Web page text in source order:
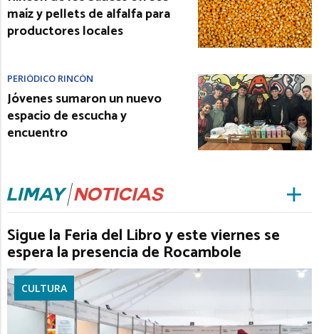
maíz y pellets de alfalfa para
productores locales
PERIÓDICO RINCÓN
Jóvenes sumaron un nuevo
espacio de escucha y
encuentro
Sigue la Feria del Libro y este viernes se
espera la presencia de Rocambole
CULTURA